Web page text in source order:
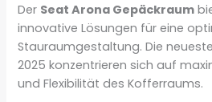
Der Seat Arona Gepäckraum
innovative Lösungen für eine
Stauraumgestaltung. Die
2025 konzentrieren sich auf
und Flexibilität des Kofferraums.